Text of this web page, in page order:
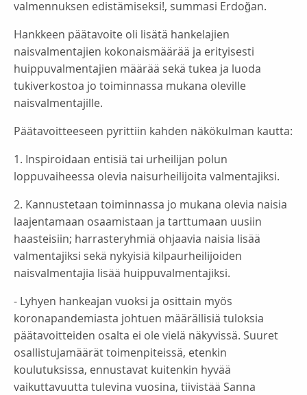
valmennuksen edistämiseksi!, summasi Erdoğan.
Hankkeen päätavoite oli lisätä hankelajien
naisvalmentajien kokonaismäärää ja erityisesti
huippuvalmentajien määrää sekä tukea ja luoda
tukiverkostoa jo toiminnassa mukana oleville
naisvalmentajille.
Päätavoitteeseen pyrittiin kahden näkökulman kautta:
1. Inspiroidaan entisiä tai urheilijan polun
loppuvaiheessa olevia naisurheilijoita valmentajiksi.
2. Kannustetaan toiminnassa jo mukana olevia naisia
laajentamaan osaamistaan ja tarttumaan uusiin
haasteisiin; harrasteryhmiä ohjaavia naisia lisää
valmentajiksi sekä nykyisiä kilpaurheilijoiden
naisvalmentajia lisää huippuvalmentajiksi.
- Lyhyen hankeajan vuoksi ja osittain myös
koronapandemiasta johtuen määrällisiä tuloksia
päätavoitteiden osalta ei ole vielä näkyvissä. Suuret
osallistujamäärät toimenpiteissä, etenkin
koulutuksissa, ennustavat kuitenkin hyvää
vaikuttavuutta tulevina vuosina, tiivistää Sanna